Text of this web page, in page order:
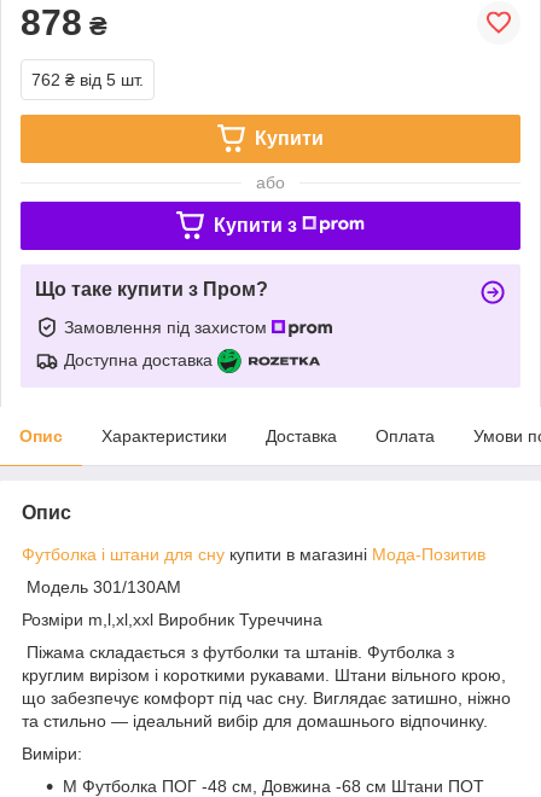
878 ₴
762 ₴ від 5 шт.
Купити
або
Купити з
Що таке купити з Пром?
Замовлення під захистом
Доступна доставка
Опис Характеристики Доставка Оплата Умови
Опис
Футболка і штани для сну купити в магазині Мода-Позитив
Модель 301/130АМ
Розміри m,l,xl,xxl Виробник Туреччина
Піжама складається з футболки та штанів. Футболка з
круглим вирізом і короткими рукавами. Штани вільного крою,
що забезпечує комфорт під час сну. Виглядає затишно, ніжно
та стильно — ідеальний вибір для домашнього відпочинку.
Виміри:
M Футболка ПОГ -48 см, Довжина -68 см Штани ПОТ